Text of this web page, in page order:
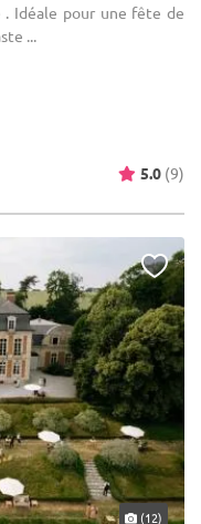
Idéale pour une fête de
...
5.0 (9)
(12)